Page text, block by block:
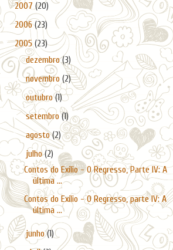
►2007 (20)
►2006(23)
▼2005(23)
►dezembro(3)
►novembro(2)
►outubro(1)
►setembro(1)
►agosto(2)
▼ julho(2)
Contos do Exílio - O Regresso, Parte IV: A
última ...
Contos do Exílio - O Regresso, parte IV: A
última ...
►junho(1)